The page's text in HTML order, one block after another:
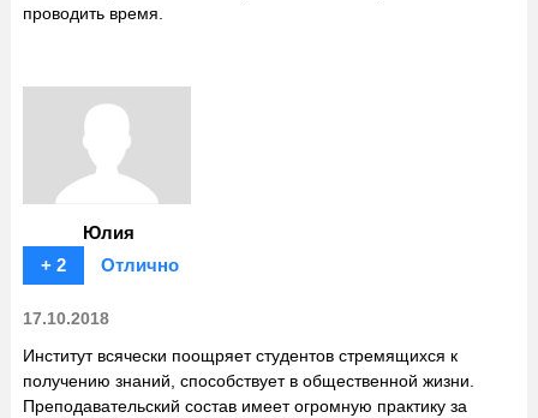
проводить время.
Юлия
+ 2
Отлично
17.10.2018
Институт всячески поощряет студентов стремящихся к
получению знаний, способствует в общественной жизни.
Преподавательский состав имеет огромную практику за